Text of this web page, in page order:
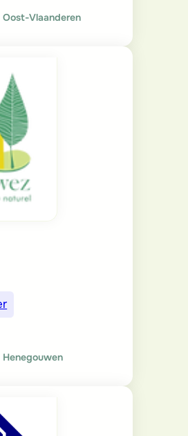
Oost-Vlaanderen
Henegouwen